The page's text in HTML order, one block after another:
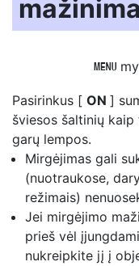
G
Pasirinkus [ ON ]
šviesos šaltinių
garų lempos.
Mirgėjimas gali
(nuotraukose,
režimais)
Jei mirgėjimo
prieš vėl
nukreipkite jį į